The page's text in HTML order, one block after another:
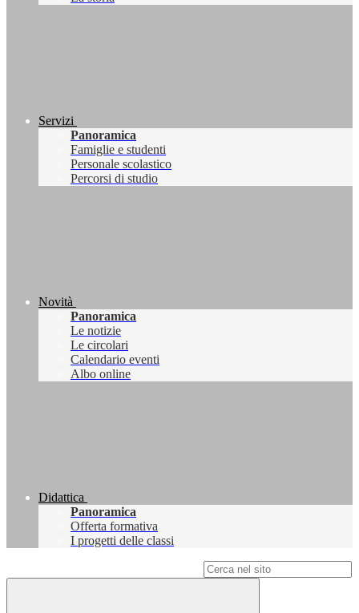
Servizi
Panoramica
Famiglie e studenti
Personale scolastico
Percorsi di studio
Novità
Panoramica
Le notizie
Le circolari
Calendario eventi
Albo online
Didattica
Panoramica
Offerta formativa
I progetti delle classi